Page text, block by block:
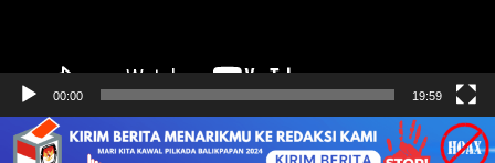
00:00 19:59